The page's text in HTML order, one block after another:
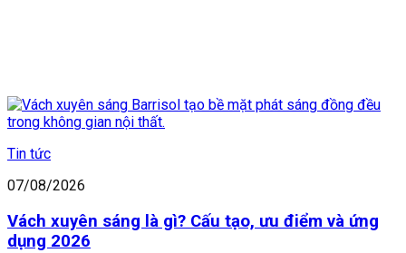
Tin tức
07/08/2026
Vách xuyên sáng là gì? Cấu tạo, ưu điểm và ứng
dụng 2026